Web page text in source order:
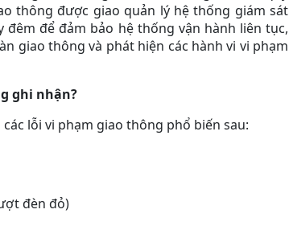
thông được giao quản lý hệ thống giám sát
để đảm bảo hệ thống vận hành liên tục,
giao thông và phát hiện các hành vi vi phạm
ghi nhận?
lỗi vi phạm giao thông phổ biến sau:
đèn đỏ)